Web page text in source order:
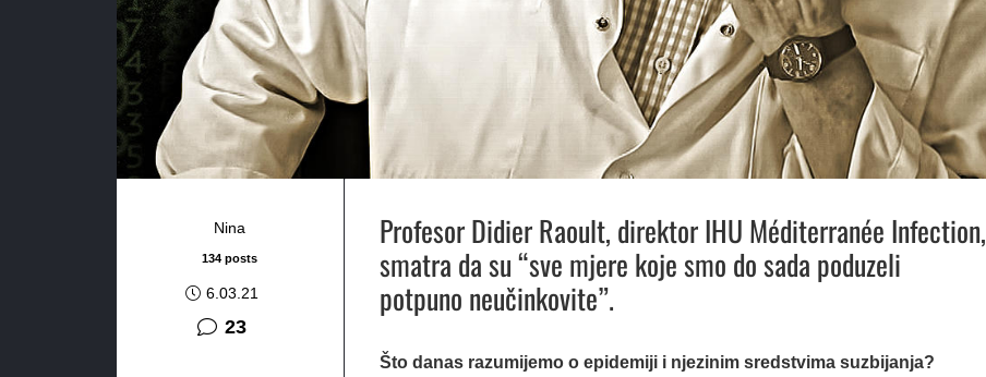
Nina
134 posts
6.03.21
23komentara
Profesor Didier Raoult, direktor IHU Méditerranée Infection,
smatra da su “sve mjere koje smo do sada poduzeli
potpuno neučinkovite”.
Što danas razumijemo o epidemiji i njezinim sredstvima suzbijanja?